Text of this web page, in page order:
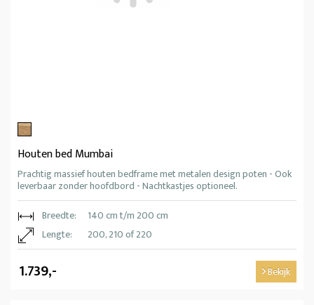
Houten bed Mumbai
Prachtig massief houten bedframe met metalen design poten - Ook
leverbaar zonder hoofdbord - Nachtkastjes optioneel.
Breedte:
140 cm t/m 200 cm
Lengte:
200, 210 of 220
1.739,- Bekijk